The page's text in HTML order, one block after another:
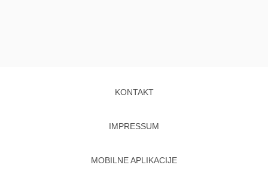
KONTAKT
IMPRESSUM
MOBILNE APLIKACIJE